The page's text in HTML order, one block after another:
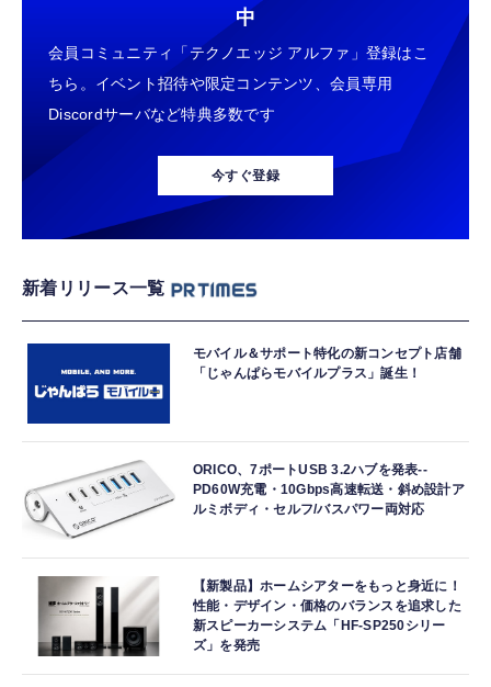
中
会員コミュニティ「テクノエッジ アルファ」登録はこ
ちら。イベント招待や限定コンテンツ、会員専用
Discordサーバなど特典多数です
今すぐ登録
新着リリース一覧
モバイル＆サポート特化の新コンセプト店舗
「じゃんぱらモバイルプラス」誕生！
ORICO、7ポートUSB 3.2ハブを発表--
PD60W充電・10Gbps高速転送・斜め設計ア
ルミボディ・セルフ/バスパワー両対応
【新製品】ホームシアターをもっと身近に！
性能・デザイン・価格のバランスを追求した
新スピーカーシステム「HF-SP250シリー
ズ」を発売